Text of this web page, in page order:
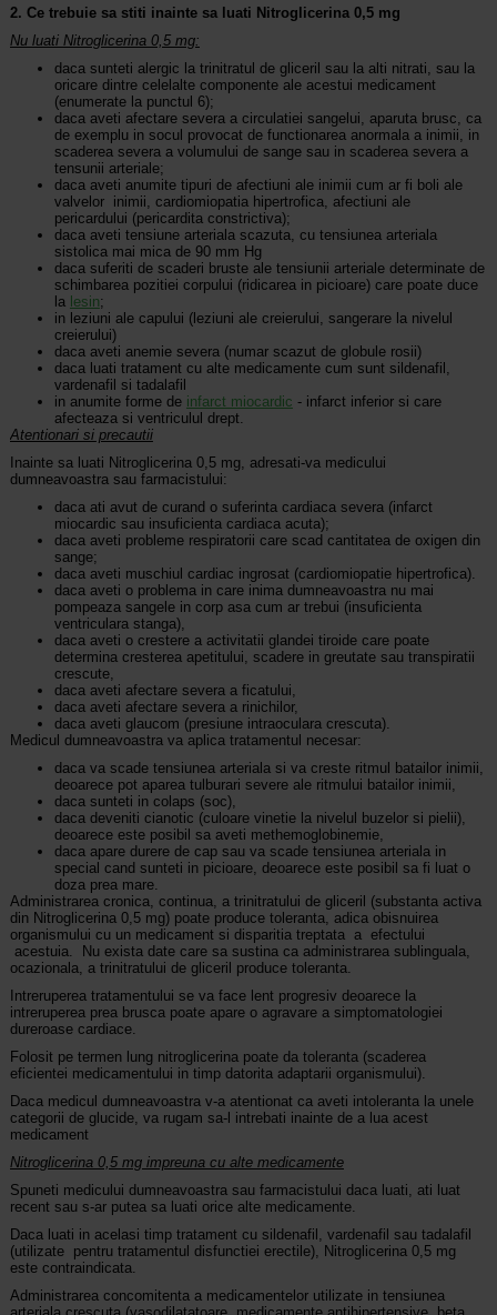
2. Ce trebuie sa stiti inainte sa luati Nitroglicerina 0,5 mg
Nu luati Nitroglicerina 0,5 mg:
daca sunteti alergic la trinitratul de gliceril sau la alti nitrati, sau la
oricare dintre celelalte componente ale acestui medicament
(enumerate la punctul 6);
daca aveti afectare severa a circulatiei sangelui, aparuta brusc, ca
de exemplu in socul provocat de functionarea anormala a inimii, in
scaderea severa a volumului de sange sau in scaderea severa a
tensunii arteriale;
daca aveti anumite tipuri de afectiuni ale inimii cum ar fi boli ale
valvelor inimii, cardiomiopatia hipertrofica, afectiuni ale
pericardului (pericardita constrictiva);
daca aveti tensiune arteriala scazuta, cu tensiunea arteriala
sistolica mai mica de 90 mm Hg
daca suferiti de scaderi bruste ale tensiunii arteriale determinate de
schimbarea pozitiei corpului (ridicarea in picioare) care poate duce
la lesin;
in leziuni ale capului (leziuni ale creierului, sangerare la nivelul
creierului)
daca aveti anemie severa (numar scazut de globule rosii)
daca luati tratament cu alte medicamente cum sunt sildenafil,
vardenafil si tadalafil
in anumite forme de infarct miocardic - infarct inferior si care
afecteaza si ventriculul drept.
Atentionari si precautii
Inainte sa luati Nitroglicerina 0,5 mg, adresati-va medicului
dumneavoastra sau farmacistului:
daca ati avut de curand o suferinta cardiaca severa (infarct
miocardic sau insuficienta cardiaca acuta);
daca aveti probleme respiratorii care scad cantitatea de oxigen din
sange;
daca aveti muschiul cardiac ingrosat (cardiomiopatie hipertrofica).
daca aveti o problema in care inima dumneavoastra nu mai
pompeaza sangele in corp asa cum ar trebui (insuficienta
ventriculara stanga),
daca aveti o crestere a activitatii glandei tiroide care poate
determina cresterea apetitului, scadere in greutate sau transpiratii
crescute,
daca aveti afectare severa a ficatului,
daca aveti afectare severa a rinichilor,
daca aveti glaucom (presiune intraoculara crescuta).
Medicul dumneavoastra va aplica tratamentul necesar:
daca va scade tensiunea arteriala si va creste ritmul batailor inimii,
deoarece pot aparea tulburari severe ale ritmului batailor inimii,
daca sunteti in colaps (soc),
daca deveniti cianotic (culoare vinetie la nivelul buzelor si pielii),
deoarece este posibil sa aveti methemoglobinemie,
daca apare durere de cap sau va scade tensiunea arteriala in
special cand sunteti in picioare, deoarece este posibil sa fi luat o
doza prea mare.
Administrarea cronica, continua, a trinitratului de gliceril (substanta activa
din Nitroglicerina 0,5 mg) poate produce toleranta, adica obisnuirea
organismului cu un medicament si disparitia treptata a efectului
acestuia. Nu exista date care sa sustina ca administrarea sublinguala,
ocazionala, a trinitratului de gliceril produce toleranta.
Intreruperea tratamentului se va face lent progresiv deoarece la
intreruperea prea brusca poate apare o agravare a simptomatologiei
dureroase cardiace.
Folosit pe termen lung nitroglicerina poate da toleranta (scaderea
eficientei medicamentului in timp datorita adaptarii organismului).
Daca medicul dumneavoastra v-a atentionat ca aveti intoleranta la unele
categorii de glucide, va rugam sa-l intrebati inainte de a lua acest
medicament
Nitroglicerina 0,5 mg impreuna cu alte medicamente
Spuneti medicului dumneavoastra sau farmacistului daca luati, ati luat
recent sau s-ar putea sa luati orice alte medicamente.
Daca luati in acelasi timp tratament cu sildenafil, vardenafil sau tadalafil
(utilizate pentru tratamentul disfunctiei erectile), Nitroglicerina 0,5 mg
este contraindicata.
Administrarea concomitenta a medicamentelor utilizate in tensiunea